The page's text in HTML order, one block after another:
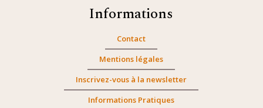
Informations
Contact
Mentions légales
Inscrivez-vous à la newsletter
Informations Pratiques